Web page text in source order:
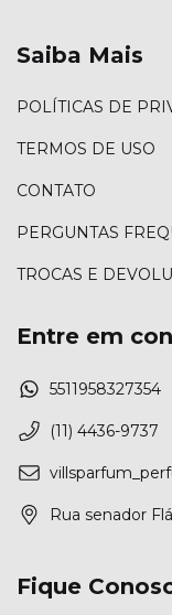
Saiba Mais
POLÍTICAS DE
TERMOS DE USO
CONTATO
PERGUNTAS
TROCAS E
Entre em
5511958327354
(11) 4436-9737
Rua senador
Fique